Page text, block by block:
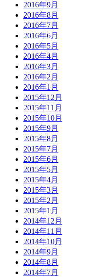
2016年9月
2016年8月
2016年7月
2016年6月
2016年5月
2016年4月
2016年3月
2016年2月
2016年1月
2015年12月
2015年11月
2015年10月
2015年9月
2015年8月
2015年7月
2015年6月
2015年5月
2015年4月
2015年3月
2015年2月
2015年1月
2014年12月
2014年11月
2014年10月
2014年9月
2014年8月
2014年7月